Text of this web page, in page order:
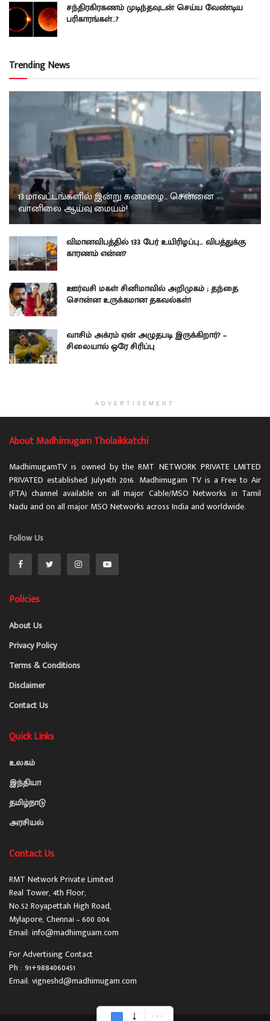
சந்திரகிரகணம் முடிந்தவுடன் செய்ய வேண்டிய
பரிகாரங்கள்..?
Trending News
13 மாவட்டங்களில் இன்று கனமழை… சென்னை
வானிலை ஆய்வு மையம்!
விமானவிபத்தில் 133 பேர் உயிரிழப்பு… விபத்துக்கு
காரணம் என்ன?
ஊர்வசி மகள் சினிமாவில் அறிமுகம் ; தந்தை
சொன்ன உருக்கமான தகவல்கள்!
வாசிம் அக்ரம் ஏன் அழுதபடி இருக்கிறார்? –
சிலையால் ஒரே சிரிப்பு
ADVERTISEMENT
About Madhimugam Tholaikkatchi
MadhimugamTV is owned by the RMT NETWORK PRIVATE LMITED
PRIVATED established July14th 2016. Madhimugam TV is a Free to Air
(FTA) channel available on all major Cable/MSO Networks in Tamil
Nadu and on all major MSO Networks across India and worldwide.
Follow Us
Policies
About Us
Privacy Policy
Terms & Conditions
Disclaimer
Contact Us
Quick Links
உலகம்
இந்தியா
தமிழ்நாடு
அரசியல்
Contact Us
RMT Network Private Limited
Real Tower, 4th Floor,
No.52 Royapettah High Road,
Mylapore, Chennai – 600 004.
Email: info@madhimguam.com
For Advertising Contact
Ph : 91+9884060451
Email: vigneshd@madhimugam.com